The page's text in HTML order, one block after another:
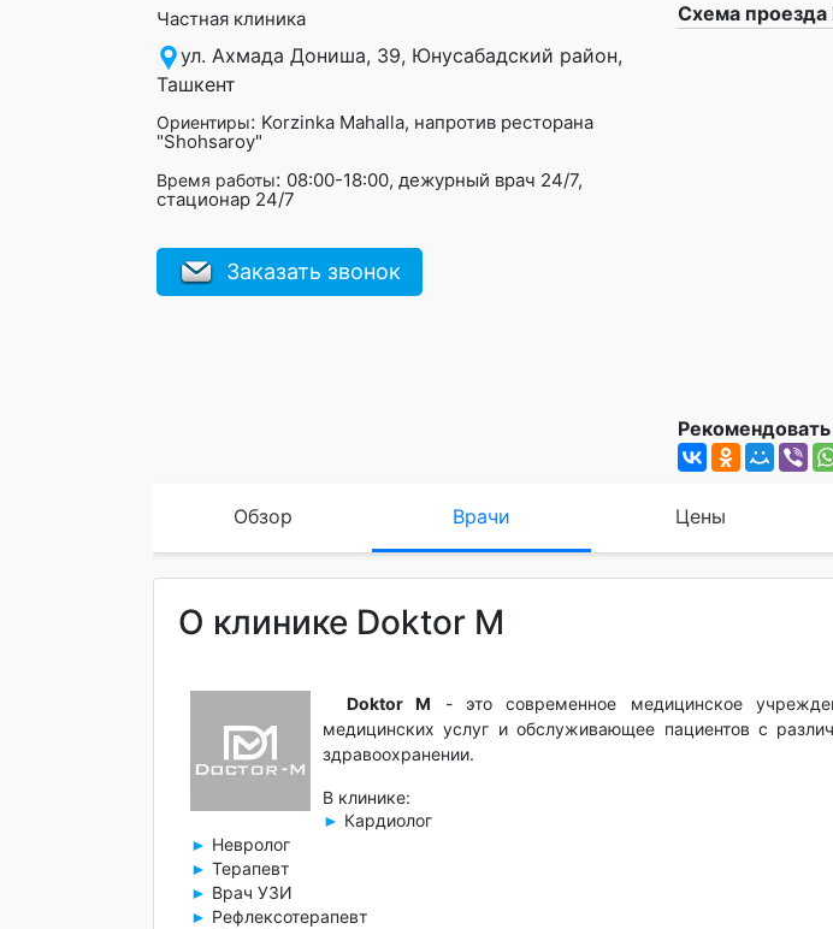
Частная клиника
ул. Ахмада Дониша, 39, Юнусабадский район,
Ташкент
Ориентиры: Korzinka Mahalla, напротив ресторана
"Shohsaroy"
Время работы: 08:00-18:00, дежурный врач 24/7,
стационар 24/7
Заказать звонок
Схема проезда
Обзор Врачи Цены
О клинике Doktor M
Doktor M - это современное медицинское
медицинских услуг и обслуживающее пациентов с
здравоохранении.
В клинике:
► Кардиолог
► Невролог
► Терапевт
► Врач УЗИ
► Рефлексотерапевт